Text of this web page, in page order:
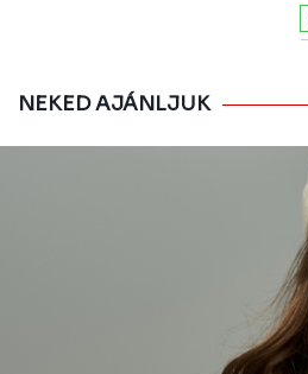
NEKED AJÁNLJUK